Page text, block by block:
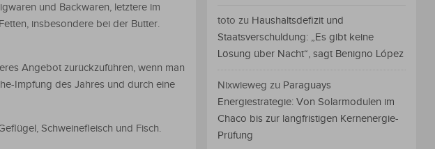
und Backwaren, letztere im
insbesondere bei der Butter.
Angebot zurückzuführen, wenn man
Impfung des Jahres und durch eine
Schweinefleisch und Fisch.
toto zu Haushaltsdefizit und
Staatsverschuldung: „Es gibt keine
Lösung über Nacht“, sagt Benigno López
Nixwieweg zu Paraguays
Energiestrategie: Von Solarmodulen im
Chaco bis zur langfristigen Kernenergie-
Prüfung